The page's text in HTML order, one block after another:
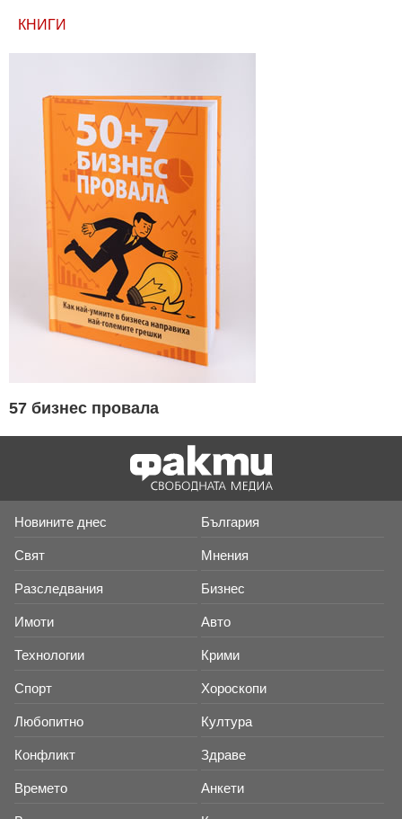
КНИГИ
57 бизнес провала
Новините днес България
Свят Мнения
Разследвания Бизнес
Имоти Авто
Технологии Крими
Спорт Хороскопи
Любопитно Култура
Конфликт Здраве
Времето Анкети